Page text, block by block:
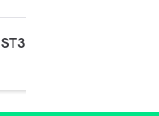
ST307Z RS VLCP